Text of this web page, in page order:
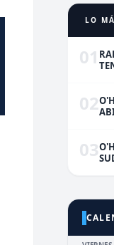
LO
01
02
03